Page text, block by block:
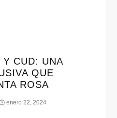
Y CUD: UNA
QUE
ROSA
enero 22, 2024